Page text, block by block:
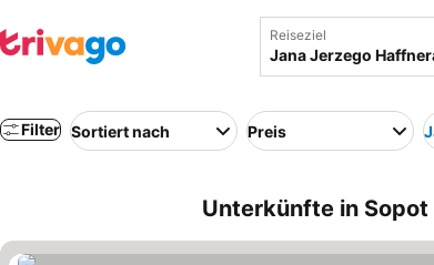
Reiseziel
Filter Sortiert nach Preis
Unterkünfte in Sopot